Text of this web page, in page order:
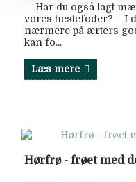
Har du også lagt
vores hestefoder? I
nærmere på ærters
kan fo...
Læs mere
Hørfrø - frøet med